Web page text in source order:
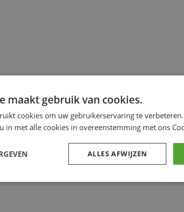
maakt gebruik van cookies.
cookies om uw gebruikerservaring te
in met alle cookies in overeenstemming met ons
ALLES AFWIJZEN